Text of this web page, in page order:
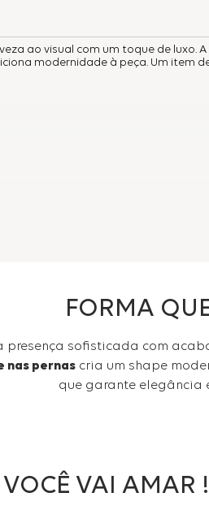
ao visual com um toque de luxo. A
modernidade à peça. Um item
FORMA
presença sofisticada com
nas pernascria um shape
que garante elegância
VOCÊ VAI AMAR !